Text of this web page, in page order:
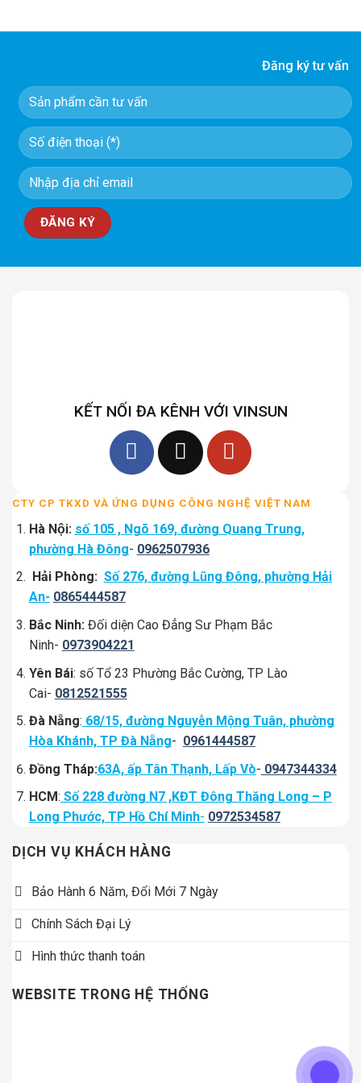
Đăng ký tư vấn
KẾT NỐI ĐA KÊNH VỚI VINSUN
CTY CP TKXD VÀ ỨNG DỤNG CÔNG NGHỆ VIỆT NAM
Hà Nội: số 105 , Ngõ 169, đường Quang Trung,
phường Hà Đông- 0962507936
Hải Phòng: Số 276, đường Lũng Đông, phường Hải
An- 0865444587
Bắc Ninh: Đối diện Cao Đẳng Sư Phạm Bắc
Ninh- 0973904221
Yên Bái: số Tổ 23 Phường Bắc Cường, TP Lào
Cai- 0812521555
Đà Nẵng: 68/15, đường Nguyễn Mộng Tuân, phường
Hòa Khánh, TP Đà Nẵng- 0961444587
Đồng Tháp:63A, ấp Tân Thạnh, Lấp Vò- 0947344334
HCM: Số 228 đường N7 ,KĐT Đông Thăng Long – P
Long Phước, TP Hồ Chí Minh- 0972534587
DỊCH VỤ KHÁCH HÀNG
Bảo Hành 6 Năm, Đổi Mới 7 Ngày
Chính Sách Đại Lý
Hình thức thanh toán
WEBSITE TRONG HỆ THỐNG